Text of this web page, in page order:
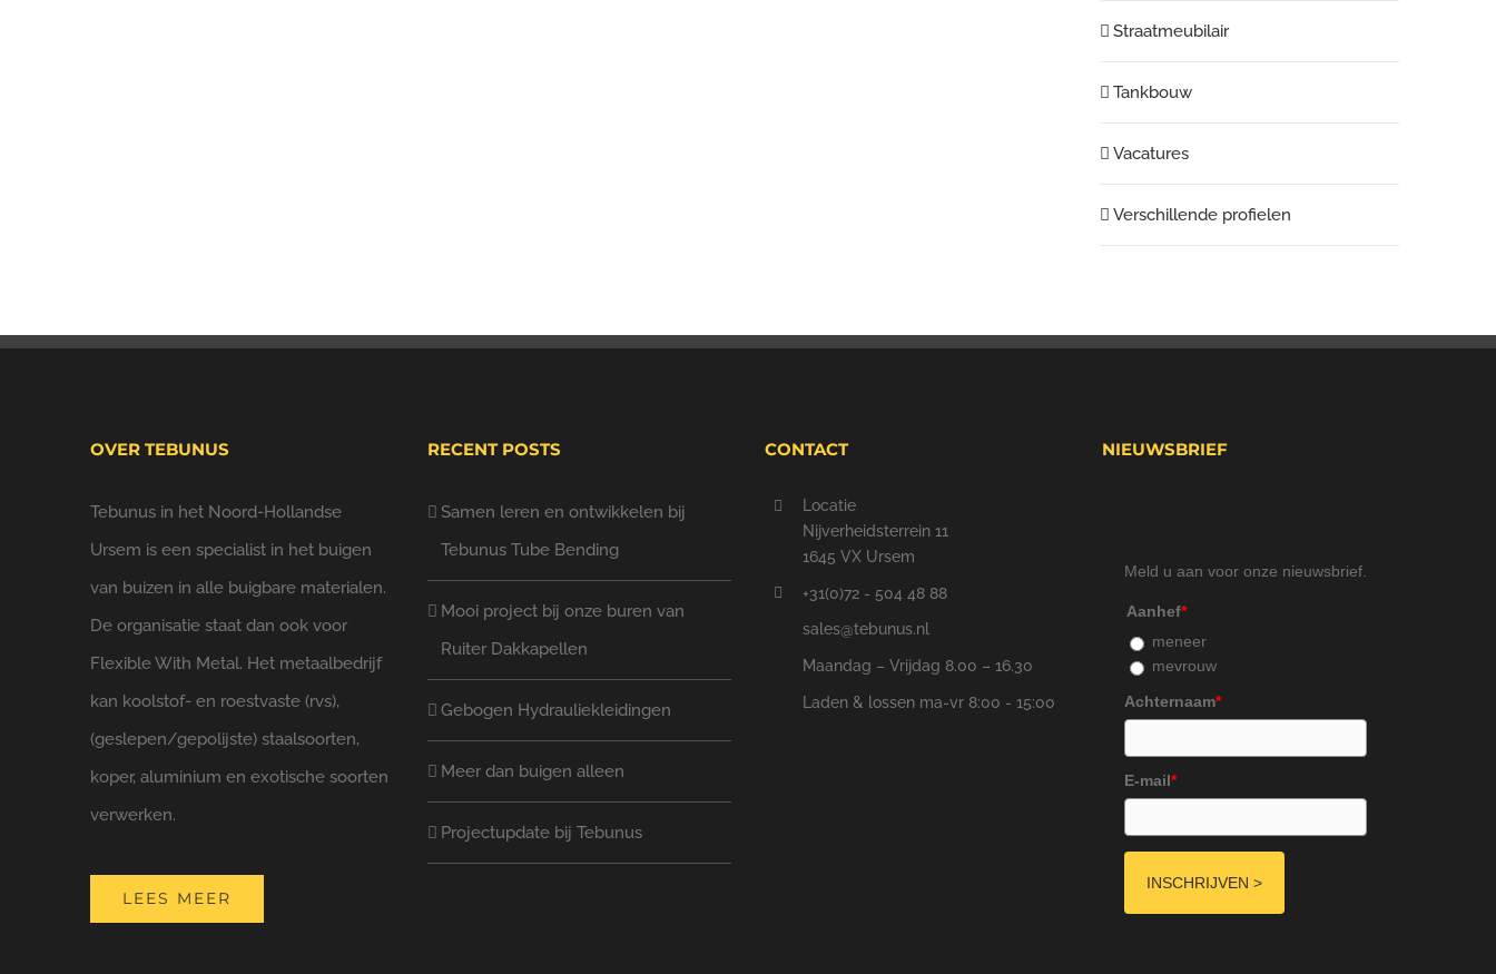
Straatmeubilair
Tankbouw
Vacatures
Verschillende profielen
OVER TEBUNUS
Tebunus in het Noord-Hollandse
Ursem is een specialist in het buigen
van buizen in alle buigbare materialen.
De organisatie staat dan ook voor
Flexible With Metal. Het metaalbedrijf
kan koolstof- en roestvaste (rvs),
(geslepen/gepolijste) staalsoorten,
koper, aluminium en exotische soorten
verwerken.
LEES MEER
RECENT POSTS
Samen leren en ontwikkelen bij
Tebunus Tube Bending
Mooi project bij onze buren van
Ruiter Dakkapellen
Gebogen Hydrauliekleidingen
Meer dan buigen alleen
Projectupdate bij Tebunus
CONTACT
Locatie
Nijverheidsterrein 11
1645 VX Ursem
+31(0)72 - 504 48 88
sales@tebunus.nl
Maandag – Vrijdag 8.00 – 16.30
Laden & lossen ma-vr 8:00 - 15:00
NIEUWSBRIEF
Meld u aan voor onze nieuwsbrief.
Aanhef*
meneer
mevrouw
Achternaam*
E-mail*
INSCHRIJVEN >